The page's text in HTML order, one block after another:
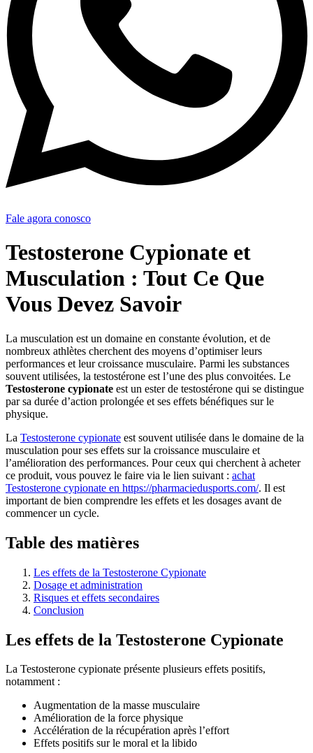
Fale agora conosco
Testosterone Cypionate et
Musculation : Tout Ce Que
Vous Devez Savoir
La musculation est un domaine en constante évolution, et de
nombreux athlètes cherchent des moyens d’optimiser leurs
performances et leur croissance musculaire. Parmi les substances
souvent utilisées, la testostérone est l’une des plus convoitées. Le
Testosterone cypionate est un ester de testostérone qui se distingue
par sa durée d’action prolongée et ses effets bénéfiques sur le
physique.
La Testosterone cypionate est souvent utilisée dans le domaine de la
musculation pour ses effets sur la croissance musculaire et
l’amélioration des performances. Pour ceux qui cherchent à acheter
ce produit, vous pouvez le faire via le lien suivant : achat
Testosterone cypionate en https://pharmaciedusports.com/. Il est
important de bien comprendre les effets et les dosages avant de
commencer un cycle.
Table des matières
Les effets de la Testosterone Cypionate
Dosage et administration
Risques et effets secondaires
Conclusion
Les effets de la Testosterone Cypionate
La Testosterone cypionate présente plusieurs effets positifs,
notamment :
Augmentation de la masse musculaire
Amélioration de la force physique
Accélération de la récupération après l’effort
Effets positifs sur le moral et la libido